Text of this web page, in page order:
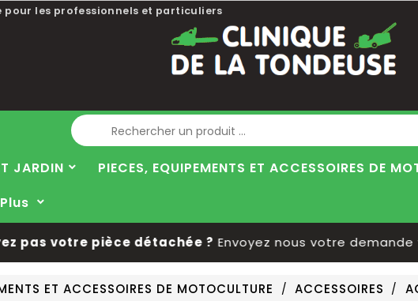
les professionnels et particuliers
Blog
JARDIN PIECES, EQUIPEMENTS ET ACCESSOIRES DE
Plus
votre pièce détachée ?Envoyez nous votre demande via
ET ACCESSOIRES DE MOTOCULTURE ACCESSOIRES